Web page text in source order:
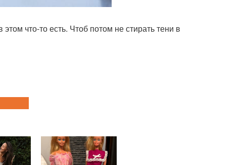
что-то есть. Чтоб потом не стирать тени в